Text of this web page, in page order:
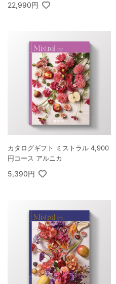
22,990円
カタログギフト ミストラル 4,900
円コース アルニカ
5,390円